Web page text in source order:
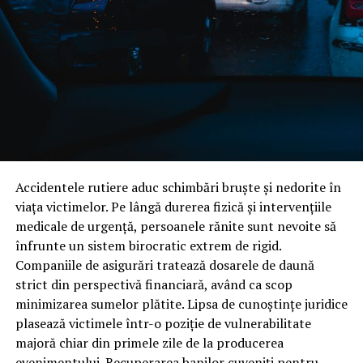
mobilier de calitate superioară
Calitatea mobilierului nu este întâmplătoare. Ea vine din
combinația dintre experiență și echipamente
performante.
circular de formatizat cu masă mobilă
mașină de aplicat cant
mașină de găurit multiplu
mașină de găurit pentru balamale
mașină de rindeluit și tras la grosime
freze și mașină de mortezat
scule profesionale de precizie
Accidentele rutiere aduc schimbări bruște și nedorite în
viața victimelor. Pe lângă durerea fizică și intervențiile
medicale de urgență, persoanele rănite sunt nevoite să
înfrunte un sistem birocratic extrem de rigid.
Companiile de asigurări tratează dosarele de daună
strict din perspectivă financiară, având ca scop
minimizarea sumelor plătite. Lipsa de cunoștințe juridice
plasează victimele într-o poziție de vulnerabilitate
majoră chiar din primele zile de la producerea